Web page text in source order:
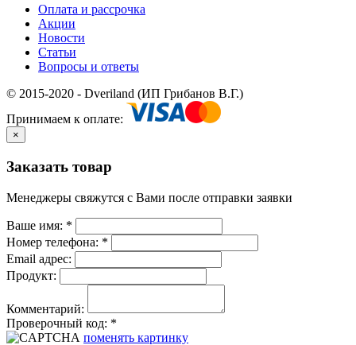
Оплата и рассрочка
Акции
Новости
Статьи
Вопросы и ответы
© 2015-2020 - Dveriland (ИП Грибанов В.Г.)
Принимаем к оплате:
×
Заказать товар
Менеджеры свяжутся с Вами после отправки заявки
Ваше имя: *
Номер телефона: *
Email адрес:
Продукт:
Комментарий:
Проверочный код: *
поменять картинку